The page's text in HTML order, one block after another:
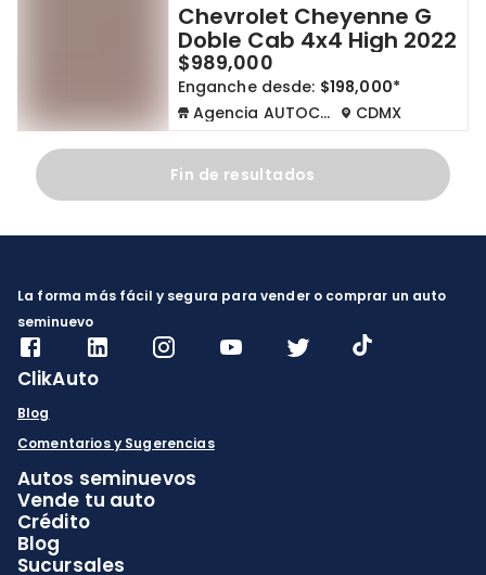
Chevrolet Cheyenne G
Doble Cab 4x4 High 2022
$989,000
Enganche desde: $198,000*
Agencia AUTOCOM
CDMX
Fin de resultados
La forma más fácil y segura para vender o comprar un auto
seminuevo
ClikAuto
Blog
Comentarios y Sugerencias
Autos seminuevos
Vende tu auto
Crédito
Blog
Sucursales